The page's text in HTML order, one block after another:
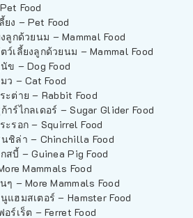
Food
ยง – Pet Food
ลูกด้วยนม – Mammal Food
ว์เลี้ยงลูกด้วยนม – Mammal Food
ข – Dog Food
ว – Cat Food
ะต่าย – Rabbit Food
าร์ไกลเดอร์ – Sugar Glider Food
ะรอก – Squirrel Food
ชิล่า – Chinchilla Food
สบี้ – Guinea Pig Food
Mammals Food
ๆ – More Mammals Food
แฮมสเตอร์ – Hamster Food
อร์เร็ต – Ferret Food